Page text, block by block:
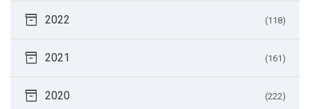
inventory_2 2022 (118)
inventory_2 2021 (161)
inventory_2 2020 (222)